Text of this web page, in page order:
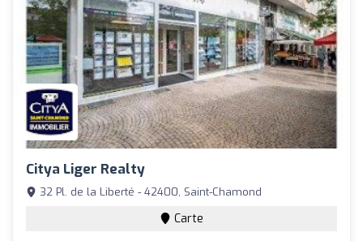
Citya Liger Realty
32 Pl. de la Liberté - 42400, Saint-Chamond
Carte